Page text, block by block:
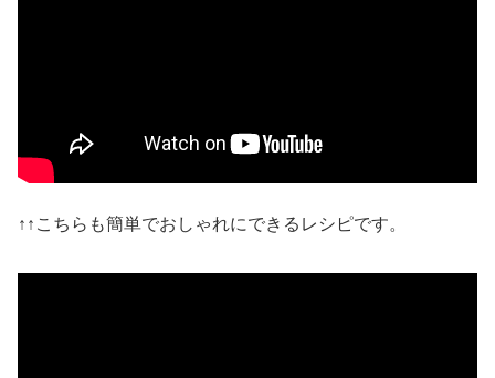
↑↑こちらも簡単でおしゃれにできるレシピです。